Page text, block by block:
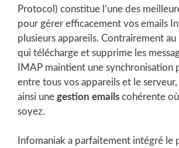
Protocol) constitue l’une des
pour gérer efficacement vos emails
plusieurs appareils. Contrairement
qui télécharge et supprime les
IMAP maintient une synchronisation
entre tous vos appareils et le serveur,
ainsi une gestion emails cohérente
soyez.
Infomaniak a parfaitement intégré le